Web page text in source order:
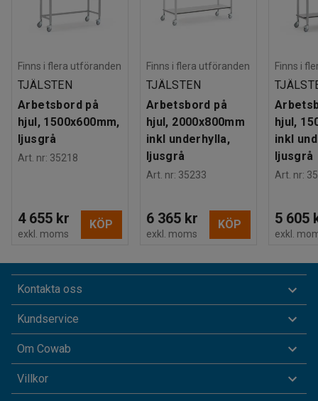
Finns i flera utföranden
TJÄLSTEN
Arbetsbord på
hjul, 1500x600mm,
ljusgrå
Art. nr: 35218
4 655 kr
exkl. moms
KÖP
Finns i flera utföranden
TJÄLSTEN
Arbetsbord på
hjul, 2000x800mm
inkl underhylla,
ljusgrå
Art. nr: 35233
6 365 kr
exkl. moms
KÖP
Finns i
hjul,
inkl
ljusgrå
Art. nr:
5 605
exkl.
Kontakta oss
Kundservice
Om Cowab
Villkor